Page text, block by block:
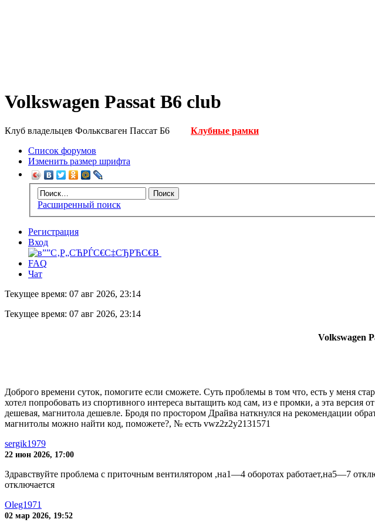
Volkswagen Passat B6 club
Клуб владельцев Фольксваген Пассат Б6
Клубные рамки
Список форумов
Изменить размер шрифта
Расширенный поиск
Регистрация
Вход
FAQ
Чат
Текущее время: 07 авг 2026, 23:14
Текущее время: 07 авг 2026, 23:14
Volkswagen
Доброго времени суток, помогите если сможете. Cуть проблемы в том что, есть у меня
хотел попробовать из спортивного интереса вытащить код сам, из е промки, а эта версия
дешевая, магнитола дешевле. Бродя по простором Драйва наткнулся на рекомендации
магнитолы можно найти код, поможете?, № есть vwz2z2y2131571
sergik1979
22 июн 2026, 17:00
Здравствуйте проблема с приточным вентилятором ,на1—4 оборотах работает,на5—7
отключается
Oleg1971
02 мар 2026, 19:52